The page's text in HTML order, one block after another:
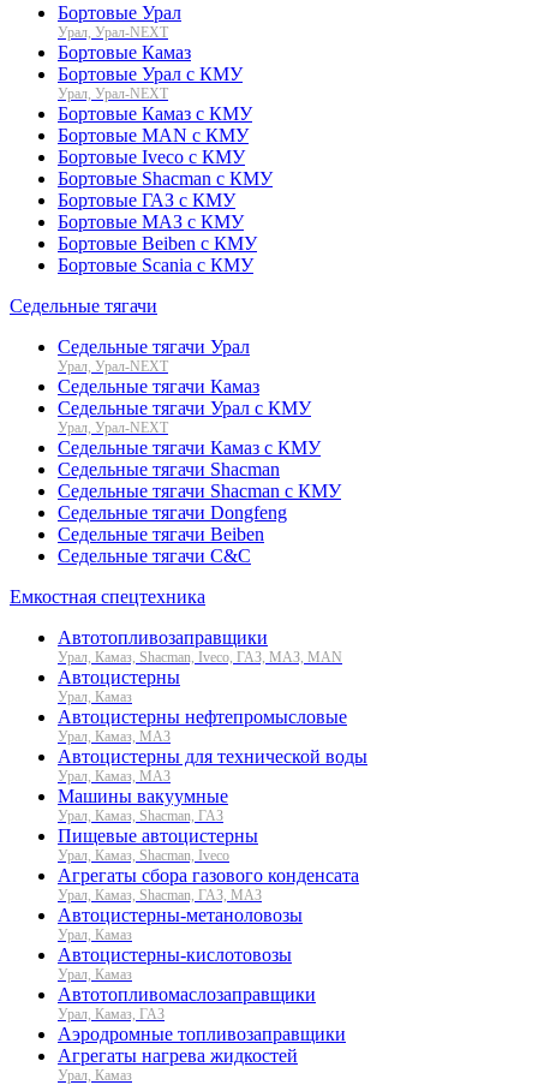
Бортовые Урал
Урал, Урал-NEXT
Бортовые Камаз
Бортовые Урал с КМУ
Урал, Урал-NEXT
Бортовые Камаз с КМУ
Бортовые MAN с КМУ
Бортовые Iveco с КМУ
Бортовые Shacman с КМУ
Бортовые ГАЗ с КМУ
Бортовые МАЗ с КМУ
Бортовые Beiben с КМУ
Бортовые Scania с КМУ
Седельные тягачи
Седельные тягачи Урал
Урал, Урал-NEXT
Седельные тягачи Камаз
Седельные тягачи Урал с КМУ
Урал, Урал-NEXT
Седельные тягачи Камаз с КМУ
Седельные тягачи Shacman
Седельные тягачи Shacman с КМУ
Седельные тягачи Dongfeng
Седельные тягачи Beiben
Седельные тягачи C&C
Емкостная спецтехника
Автотопливозаправщики
Урал, Камаз, Shacman, Iveco, ГАЗ, МАЗ, MAN
Автоцистерны
Урал, Камаз
Автоцистерны нефтепромысловые
Урал, Камаз, МАЗ
Автоцистерны для технической воды
Урал, Камаз, МАЗ
Машины вакуумные
Урал, Камаз, Shacman, ГАЗ
Пищевые автоцистерны
Урал, Камаз, Shacman, Iveco
Агрегаты сбора газового конденсата
Урал, Камаз, Shacman, ГАЗ, МАЗ
Автоцистерны-метаноловозы
Урал, Камаз
Автоцистерны-кислотовозы
Урал, Камаз
Автотопливомаслозаправщики
Урал, Камаз, ГАЗ
Аэродромные топливозаправщики
Агрегаты нагрева жидкостей
Урал, Камаз